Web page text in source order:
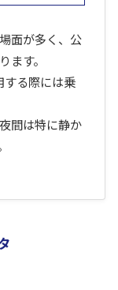
面が多く、公
ます。
する際には乗
間は特に静か